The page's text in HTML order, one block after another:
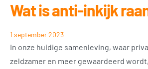
Wat is anti-inkijk
1 september 2023
In onze huidige samenleving, waar
zeldzamer en meer gewaardeerd